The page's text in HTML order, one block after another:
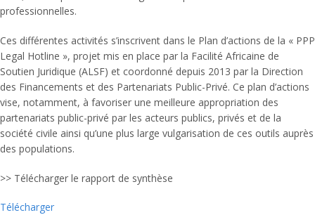
professionnelles.
Ces différentes activités s’inscrivent dans le Plan d’actions de la « PPP
Legal Hotline », projet mis en place par la Facilité Africaine de
Soutien Juridique (ALSF) et coordonné depuis 2013 par la Direction
des Financements et des Partenariats Public-Privé. Ce plan d’actions
vise, notamment, à favoriser une meilleure appropriation des
partenariats public-privé par les acteurs publics, privés et de la
société civile ainsi qu’une plus large vulgarisation de ces outils auprès
des populations.
>> Télécharger le rapport de synthèse
Télécharger